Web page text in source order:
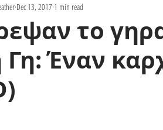
το
Γη: Έναν
Dec 13, 2017 1 min read